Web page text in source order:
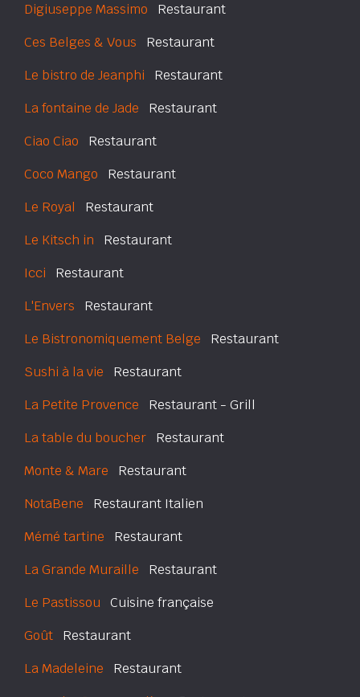
Digiuseppe Massimo Restaurant
Ces Belges & Vous Restaurant
Le bistro de Jeanphi Restaurant
La fontaine de Jade Restaurant
Ciao Ciao Restaurant
Coco Mango Restaurant
Le Royal Restaurant
Le Kitsch in Restaurant
Icci Restaurant
L'Envers Restaurant
Le Bistronomiquement Belge Restaurant
Sushi à la vie Restaurant
La Petite Provence Restaurant - Grill
La table du boucher Restaurant
Monte & Mare Restaurant
NotaBene Restaurant Italien
Mémé tartine Restaurant
La Grande Muraille Restaurant
Le Pastissou Cuisine française
Goût Restaurant
La Madeleine Restaurant